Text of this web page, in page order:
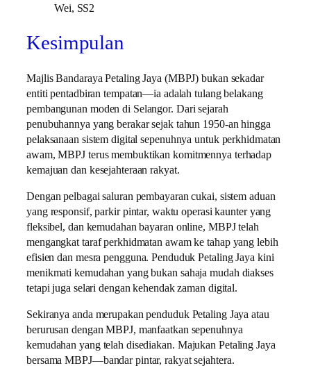
Wei, SS2
Kesimpulan
Majlis Bandaraya Petaling Jaya (MBPJ) bukan sekadar
entiti pentadbiran tempatan—ia adalah tulang belakang
pembangunan moden di Selangor. Dari sejarah
penubuhannya yang berakar sejak tahun 1950-an hingga
pelaksanaan sistem digital sepenuhnya untuk perkhidmatan
awam, MBPJ terus membuktikan komitmennya terhadap
kemajuan dan kesejahteraan rakyat.
Dengan pelbagai saluran pembayaran cukai, sistem aduan
yang responsif, parkir pintar, waktu operasi kaunter yang
fleksibel, dan kemudahan bayaran online, MBPJ telah
mengangkat taraf perkhidmatan awam ke tahap yang lebih
efisien dan mesra pengguna. Penduduk Petaling Jaya kini
menikmati kemudahan yang bukan sahaja mudah diakses
tetapi juga selari dengan kehendak zaman digital.
Sekiranya anda merupakan penduduk Petaling Jaya atau
berurusan dengan MBPJ, manfaatkan sepenuhnya
kemudahan yang telah disediakan. Majukan Petaling Jaya
bersama MBPJ—bandar pintar, rakyat sejahtera.